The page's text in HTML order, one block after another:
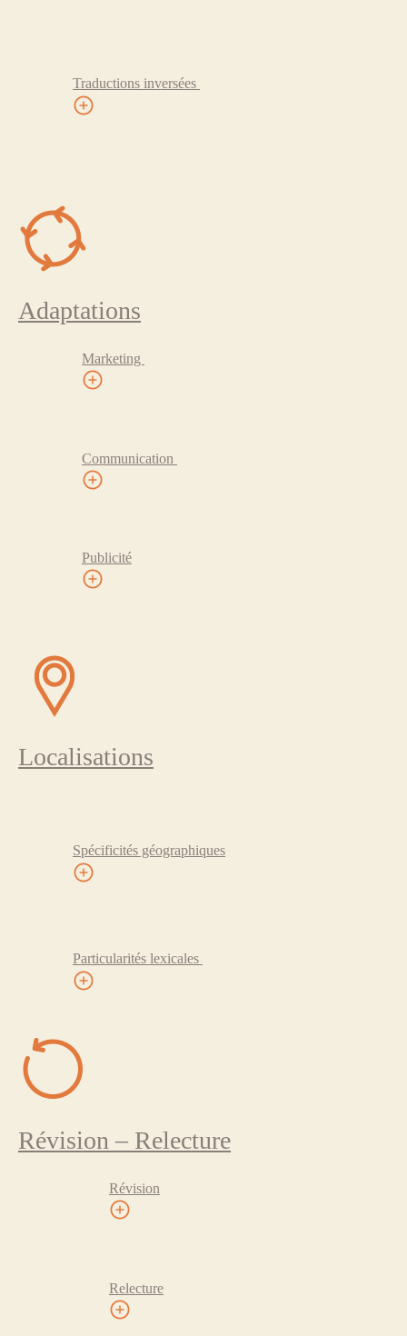
Traductions inversées
Adaptations
Marketing
Communication
Publicité
Localisations
Spécificités géographiques
Particularités lexicales
Révision – Relecture
Révision
Relecture